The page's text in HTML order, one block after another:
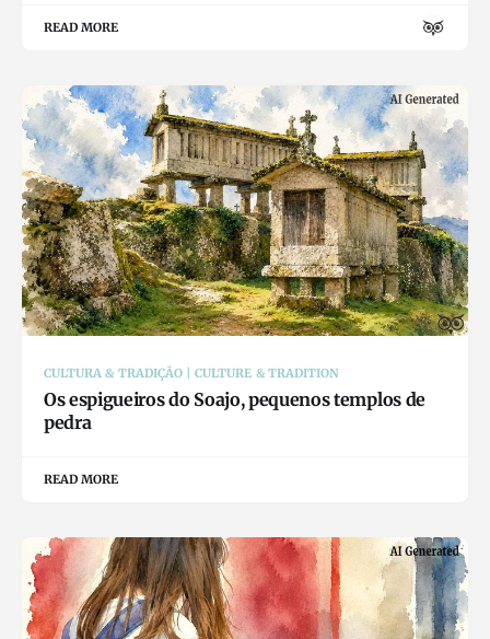
READ MORE
CULTURA & TRADIÇÃO | CULTURE & TRADITION
Os espigueiros do Soajo, pequenos templos de
pedra
READ MORE